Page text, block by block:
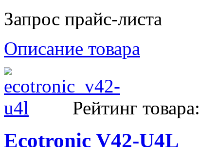
Запрос прайс-листа
Описание товара
Рейтинг товара:
Ecotronic V42-U4L